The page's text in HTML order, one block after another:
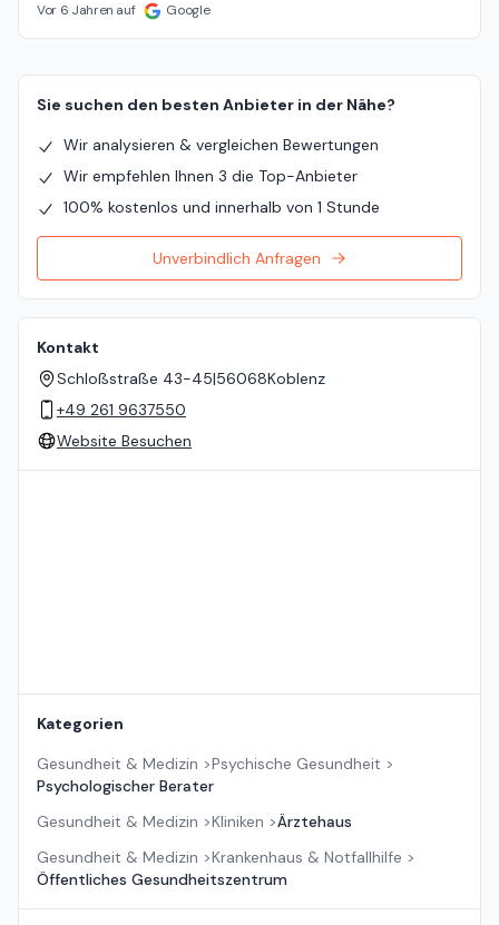
Vor 6 Jahren auf Google
Sie suchen den besten Anbieter in der Nähe?
Wir analysieren & vergleichen Bewertungen
Wir empfehlen Ihnen 3 die Top-Anbieter
100% kostenlos und innerhalb von 1 Stunde
Unverbindlich Anfragen
Kontakt
Schloßstraße 43-45|56068Koblenz
+49 261 9637550
Website Besuchen
Kategorien
Gesundheit & Medizin >Psychische Gesundheit >
Psychologischer Berater
Gesundheit & Medizin >Kliniken >Ärztehaus
Gesundheit & Medizin >Krankenhaus & Notfallhilfe >
Öffentliches Gesundheitszentrum